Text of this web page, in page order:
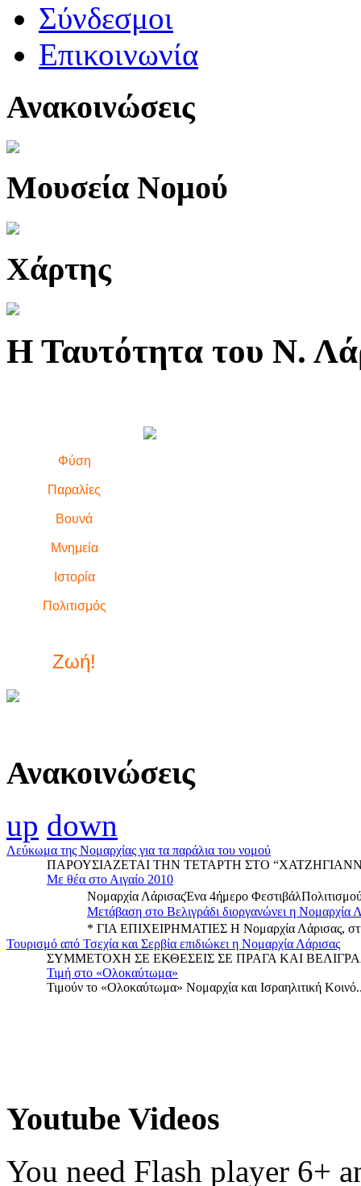
Σύνδεσμοι
Επικοινωνία
Ανακοινώσεις
Μουσεία Νομού
Χάρτης
Η Ταυτότητα του Ν.
Φύση
Παραλίες
Βουνά
Μνημεία
Ιστορία
Πολιτισμός
Ζωή!
Ανακοινώσεις
up down
Λεύκωμα της Νομαρχίας για τα παράλια του νομού
ΠΑΡΟΥΣΙΑΖΕΤΑΙ ΤΗΝ ΤΕΤΑΡΤΗ ΣΤΟ
Με θέα στο Αιγαίο 2010
Νομαρχία ΛάρισαςΈνα 4ήμερο
Μετάβαση στο Βελιγράδι διοργανώνει η Νομαρχία
* ΓΙΑ ΕΠΙΧΕΙΡΗΜΑΤΙΕΣ Η Νομαρχία Λάρισας,
Τουρισμό από Τσεχία και Σερβία επιδιώκει η Νομαρχία Λάρισας
ΣΥΜΜΕΤΟΧΗ ΣΕ ΕΚΘΕΣΕΙΣ ΣΕ ΠΡΑΓΑ ΚΑΙ
Τιμή στο «Ολοκαύτωμα»
Τιμούν το «Ολοκαύτωμα» Νομαρχία και Ισραηλιτική
Youtube Videos
You need Flash player 6+